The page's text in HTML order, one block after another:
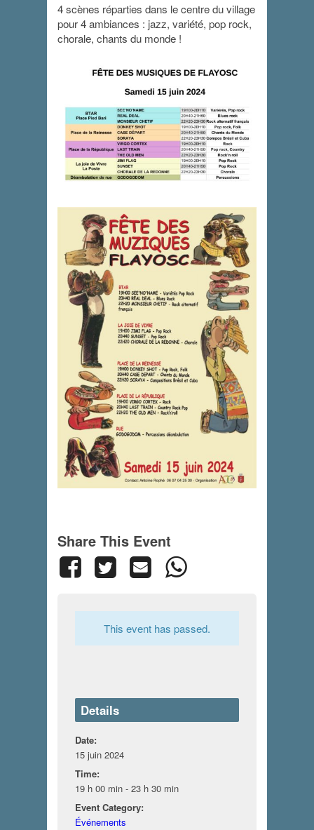
4 scènes réparties dans le centre du village
pour 4 ambiances : jazz, variété, pop rock,
chorale, chants du monde !
Share This Event
This event has passed.
Details
Date:
15 juin 2024
Time:
19 h 00 min - 23 h 30 min
Event Category:
Événements